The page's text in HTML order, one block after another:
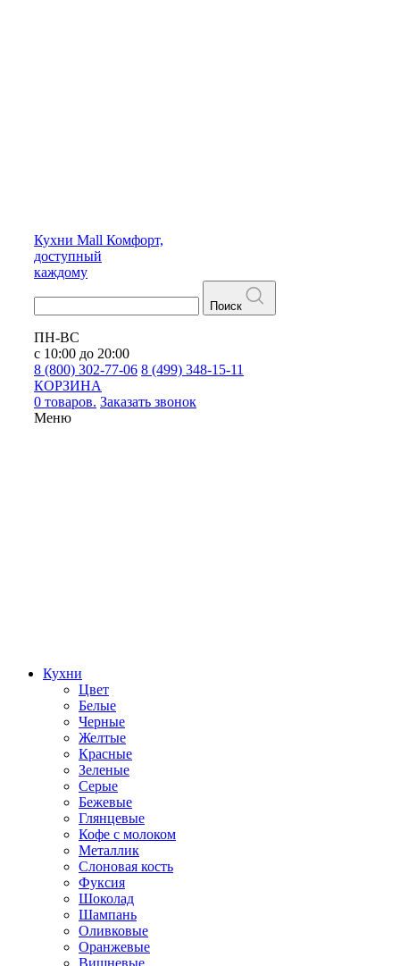
Кухни Mall Комфорт,
доступный
каждому
Поиск
ПН-ВС
с 10:00 до 20:00
8 (800) 302-77-06 8 (499) 348-15-11
КОРЗИНА
0 товаров. Заказать звонок
Меню
Кухни
Цвет
Белые
Черные
Желтые
Красные
Зеленые
Серые
Бежевые
Глянцевые
Кофе с молоком
Металлик
Слоновая кость
Фуксия
Шоколад
Шампань
Оливковые
Оранжевые
Вишневые